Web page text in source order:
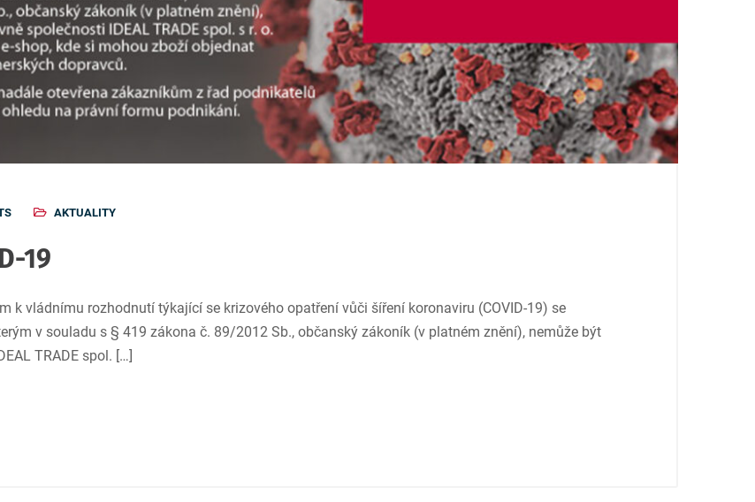
AKTUALITY
19
k vládnímu rozhodnutí týkající se krizového opatření vůči šíření koronaviru (COVID-19) se
v souladu s § 419 zákona č. 89/2012 Sb., občanský zákoník (v platném znění), nemůže být
TRADE spol. […]